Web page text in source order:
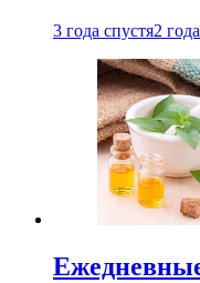
3 года спустя2